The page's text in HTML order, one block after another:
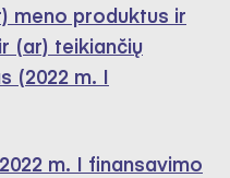
meno produktus ir
(ar) teikiančių
(2022 m. I
m. I finansavimo